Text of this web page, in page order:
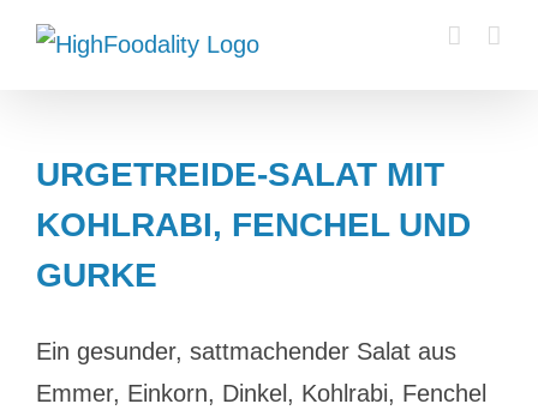
Zum
Inhalt
URGETREIDE-SALAT MIT
KOHLRABI, FENCHEL UND
GURKE
Ein gesunder, sattmachender Salat aus
Emmer, Einkorn, Dinkel, Kohlrabi, Fenchel